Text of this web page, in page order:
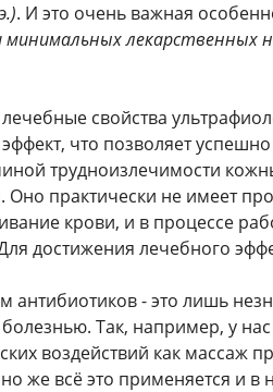
. И это очень важная
минимальных лекарственных
свойства
что позволяет
трудноизлечимости
практически не имеет
крови, и в процессе
достижения лечебного
- это лишь
Так, например, у
воздействий как массаж
же всё это применяется и в